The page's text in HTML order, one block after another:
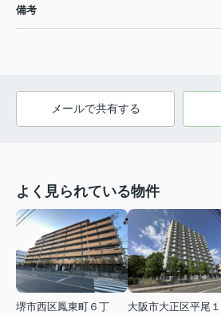
備考
メールで共有する
よく見られている物件
堺市西区鳳東町６丁